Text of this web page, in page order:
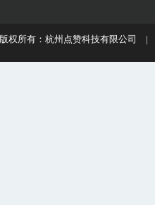
版权所有：杭州点赞科技有限公司